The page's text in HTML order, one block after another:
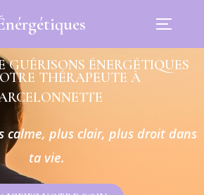
GUÉRISONS ÉNERGÉTIQUES
THÉRAPEUTE À
calme, plus clair, plus droit dans
ta vie.